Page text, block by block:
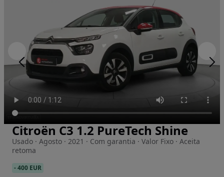
Imagem 1 de 15
Citroën C3 1.2 PureTech Shine
Usado · Agosto · 2021 · Com garantia · Valor Fixo · Aceita
retoma
-400 EUR